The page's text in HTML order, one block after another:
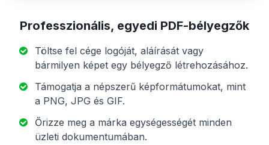
Professzionális, egyedi PDF-bélyegzők
Töltse fel cége logóját, aláírását vagy
bármilyen képet egy bélyegző létrehozásához.
Támogatja a népszerű képformátumokat, mint
a PNG, JPG és GIF.
Őrizze meg a márka egységességét minden
üzleti dokumentumában.